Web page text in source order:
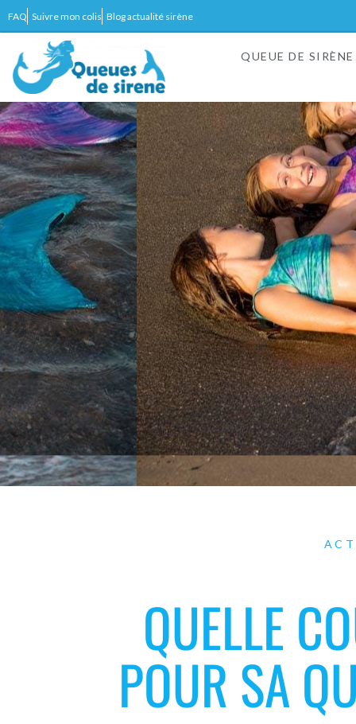
FAQ Suivre mon colis Blog actualité sirène
QUEUE DE SIRÈNE
QUELLE
POUR SA